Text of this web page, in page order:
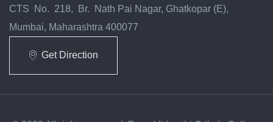
CTS No. 218, Br. Nath Pai Nagar, Ghatkopar (E),
Mumbai, Maharashtra 400077
Get Direction